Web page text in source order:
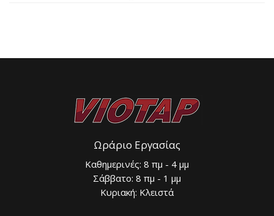
Ωράριο Εργασίας
Καθημερινές: 8 πμ - 4 μμ
Σάββατο: 8 πμ - 1 μμ
Κυριακή: Κλειστά